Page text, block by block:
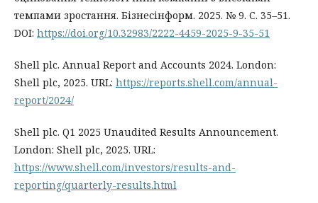
темпами зростання. Бізнесінформ. 2025. № 9. С. 35–51.
DOI: https://doi.org/10.32983/2222-4459-2025-9-35-51
Shell plc. Annual Report and Accounts 2024. London:
Shell plc, 2025. URL: https://reports.shell.com/annual-
report/2024/
Shell plc. Q1 2025 Unaudited Results Announcement.
London: Shell plc, 2025. URL:
https://www.shell.com/investors/results-and-
reporting/quarterly-results.html